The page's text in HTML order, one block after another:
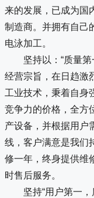
来的发展，已成为国
制造商。并拥有自己
电泳加工。
坚持以：“质量第
经营宗旨，在日趋激
工业技术，秉着自身
竞争力的价格，全方
产设备，并根据用户
线，客户满意是我们
修一年，终身提供维
时售后服务。
坚持“用户第一，